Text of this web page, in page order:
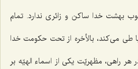
بهشت خدا ساکن و زائری ندارد. تمام
طی می‌کند، بالأخره از تحت حکومت خدا
راهی، مظهریّت یکی از اسماء الهیّه بر